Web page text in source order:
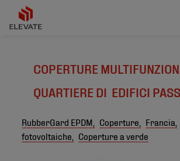
COPERTURE
QUARTIERE DI EDIFICI
RubberGard EPDM, Coperture, Francia,
fotovoltaiche,
Coperture a verde